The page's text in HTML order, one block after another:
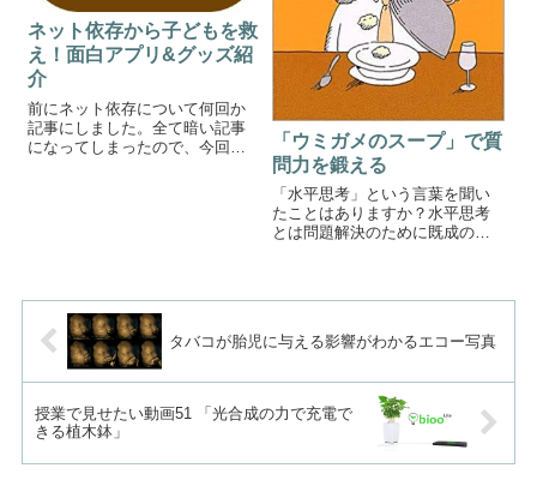
ネット依存から子どもを救
え！面白アプリ&グッズ紹
介
前にネット依存について何回か
記事にしました。全て暗い記事
になってしまったので、今回は
「ウミガメのスープ」で質
問力を鍛える
「水平思考」という言葉を聞い
たことはありますか？水平思考
とは問題解決のために既成の理
ます。水平思...
タバコが胎児に与える影響がわかるエコー写真
授業で見せたい動画51 「光合成の力で充電で
きる植木鉢」